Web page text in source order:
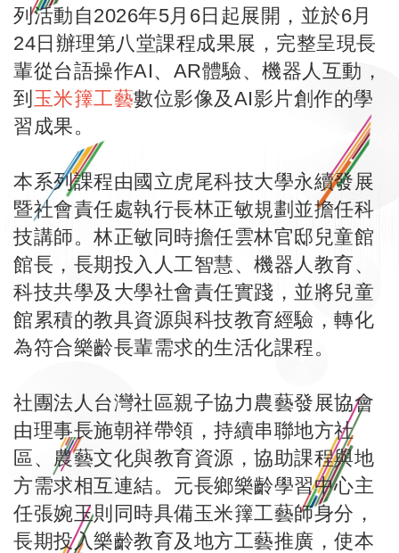
列活動自2026年5月6日起展開，並於6月
24日辦理第八堂課程成果展，完整呈現長
輩從台語操作AI、AR體驗、機器人互動，
到 玉米籜工藝數位影像及AI影片創作的學
習成果。
本系列課程由國立虎尾科技大學永續發展
暨社會責任處執行長林正敏規劃並擔任科
技講師。林正敏同時擔任雲林官邸兒童館
館長，長期投入人工智慧、機器人教育、
科技共學及大學社會責任實踐，並將兒童
館累積的教具資源與科技教育經驗，轉化
為符合樂齡長輩需求的生活化課程。
社團法人台灣社區親子協力農藝發展協會
由理事長施朝祥帶領，持續串聯地方社
區、農藝文化與教育資源，協助課程與地
方需求相互連結。元長鄉樂齡學習中心主
任張婉玉則同時具備玉米籜工藝師身分，
長期投入樂齡教育及地方工藝推廣，使本